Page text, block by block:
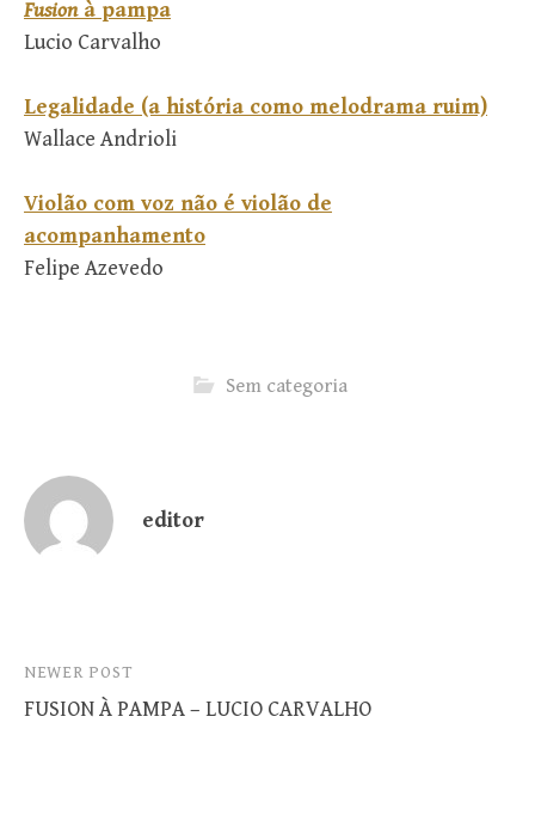
Fusionà pampa
Lucio Carvalho
Legalidade (a história como melodrama ruim)
Wallace Andrioli
Violão com voz não é violão de
acompanhamento
Felipe Azevedo
Sem categoria
editor
Post
navigation
NEWER POST
FUSION À PAMPA – LUCIO CARVALHO